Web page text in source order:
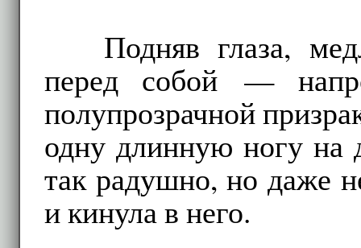
Подняв глаза,
перед собой —
полупрозрачной
одну длинную ногу на
так радушно, но даже
и кинула в него.